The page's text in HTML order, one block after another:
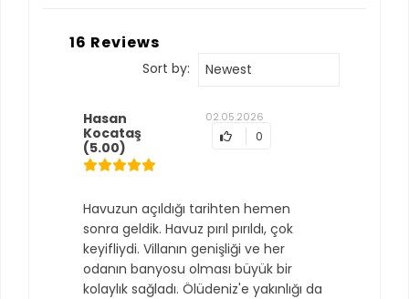
16 Reviews
Sort by: Newest
Hasan
Kocataş
(5.00)
02.05.2026
0
Havuzun açıldığı tarihten hemen
sonra geldik. Havuz pırıl pırıldı, çok
keyifliydi. Villanın genişliği ve her
odanın banyosu olması büyük bir
kolaylık sağladı. Ölüdeniz'e yakınlığı da